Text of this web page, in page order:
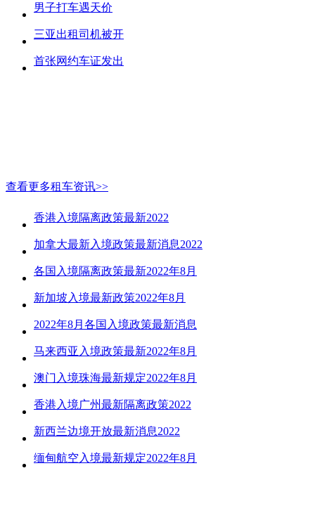
男子打车遇天价
三亚出租司机被开
首张网约车证发出
查看更多租车资讯>>
香港入境隔离政策最新2022
加拿大最新入境政策最新消息2022
各国入境隔离政策最新2022年8月
新加坡入境最新政策2022年8月
2022年8月各国入境政策最新消息
马来西亚入境政策最新2022年8月
澳门入境珠海最新规定2022年8月
香港入境广州最新隔离政策2022
新西兰边境开放最新消息2022
缅甸航空入境最新规定2022年8月